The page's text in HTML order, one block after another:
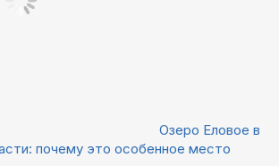
Озеро Еловое в
почему это особенное место